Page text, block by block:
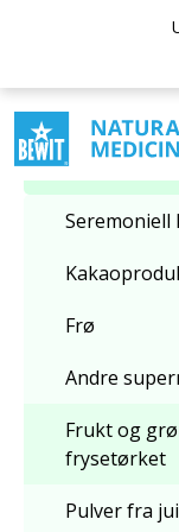
Frukt og
frysetørket
Seremoniell
Frø
Andre
Frukt og
frysetørket
Pulver fra